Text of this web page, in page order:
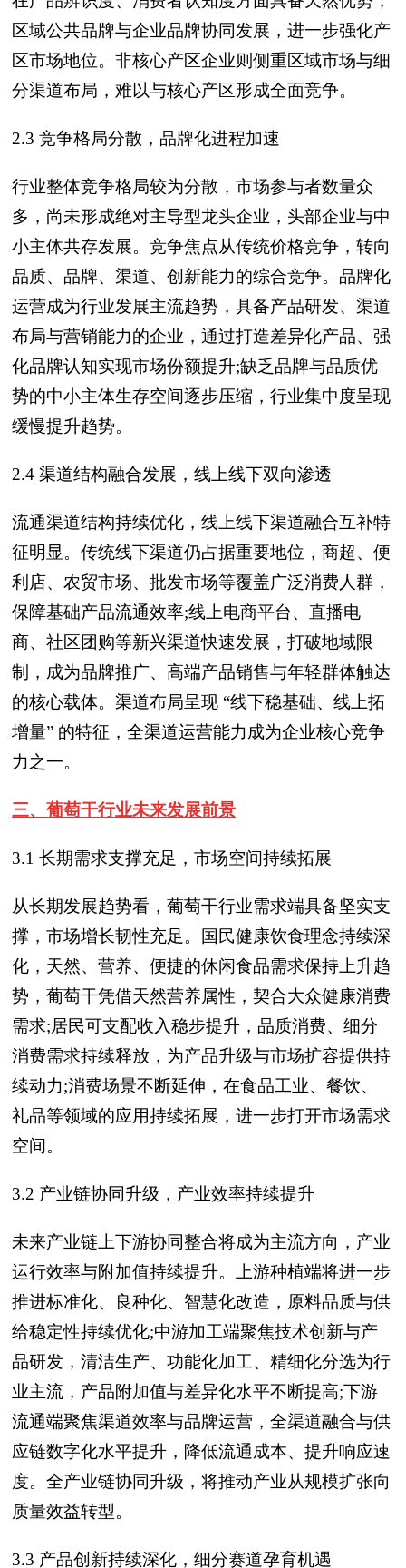
区域公共品牌与企业品牌协同发展，进一步强化产
区市场地位。非核心产区企业则侧重区域市场与细
分渠道布局，难以与核心产区形成全面竞争。
2.3 竞争格局分散，品牌化进程加速
行业整体竞争格局较为分散，市场参与者数量众
多，尚未形成绝对主导型龙头企业，头部企业与中
小主体共存发展。竞争焦点从传统价格竞争，转向
品质、品牌、渠道、创新能力的综合竞争。品牌化
运营成为行业发展主流趋势，具备产品研发、渠道
布局与营销能力的企业，通过打造差异化产品、强
化品牌认知实现市场份额提升;缺乏品牌与品质优
势的中小主体生存空间逐步压缩，行业集中度呈现
缓慢提升趋势。
2.4 渠道结构融合发展，线上线下双向渗透
流通渠道结构持续优化，线上线下渠道融合互补特
征明显。传统线下渠道仍占据重要地位，商超、便
利店、农贸市场、批发市场等覆盖广泛消费人群，
保障基础产品流通效率;线上电商平台、直播电
商、社区团购等新兴渠道快速发展，打破地域限
制，成为品牌推广、高端产品销售与年轻群体触达
的核心载体。渠道布局呈现 “线下稳基础、线上拓
增量” 的特征，全渠道运营能力成为企业核心竞争
力之一。
三、葡萄干行业未来发展前景
3.1 长期需求支撑充足，市场空间持续拓展
从长期发展趋势看，葡萄干行业需求端具备坚实支
撑，市场增长韧性充足。国民健康饮食理念持续深
化，天然、营养、便捷的休闲食品需求保持上升趋
势，葡萄干凭借天然营养属性，契合大众健康消费
需求;居民可支配收入稳步提升，品质消费、细分
消费需求持续释放，为产品升级与市场扩容提供持
续动力;消费场景不断延伸，在食品工业、餐饮、
礼品等领域的应用持续拓展，进一步打开市场需求
空间。
3.2 产业链协同升级，产业效率持续提升
未来产业链上下游协同整合将成为主流方向，产业
运行效率与附加值持续提升。上游种植端将进一步
推进标准化、良种化、智慧化改造，原料品质与供
给稳定性持续优化;中游加工端聚焦技术创新与产
品研发，清洁生产、功能化加工、精细化分选为行
业主流，产品附加值与差异化水平不断提高;下游
流通端聚焦渠道效率与品牌运营，全渠道融合与供
应链数字化水平提升，降低流通成本、提升响应速
度。全产业链协同升级，将推动产业从规模扩张向
质量效益转型。
3.3 产品创新持续深化，细分赛道孕育机遇